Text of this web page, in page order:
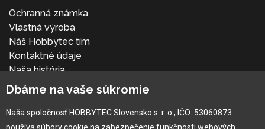
Ochranná známka
Vlastná výroba
Náš Hobbytec tím
Kontaktné údaje
Naša história
Kariéra
Pre zákazníka
Dbáme na vaše súkromie
Naša spoločnosť HOBBYTEC Slovensko s. r. o., IČO: 53060873
používa súbory cookie na zabezpečenie funkčnosti webových